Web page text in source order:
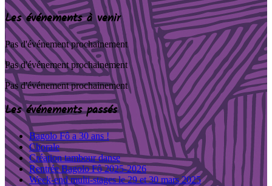
Les événements à venir
Pas d'événement prochainement
Pas d'événement prochainement
Pas d'événement prochainement
Les événements passés
Bagolo Fô a 30 ans !
Chorale
Création tambour danse
Rentrée Bagolo Fô 2025-2026
Week-end multi-stages le 29 et 30 mars 2025